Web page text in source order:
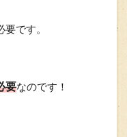
です。
要なのです！